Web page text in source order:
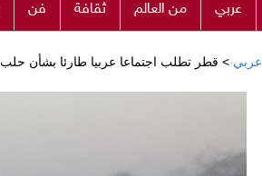
عربي من العالم ثقافة فن
عربي > قطر تطلب اجتماعا عربيا طارئا بشأن حلب